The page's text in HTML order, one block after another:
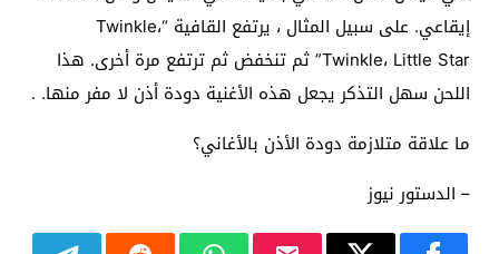
إيقاعي. على سبيل المثال ، يرتفع القافية “Twinkle،
Twinkle، Little Star” ثم تنخفض ثم ترتفع مرة أخرى. هذا
اللحن سهل التذكر يجعل هذه الأغنية دودة أذن لا مفر منها. .
ما علاقة متلازمة دودة الأذن بالأغاني؟
– الدستور نيوز